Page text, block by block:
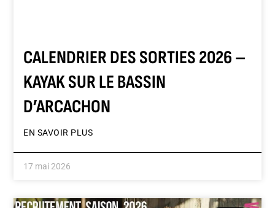
CALENDRIER DES SORTIES 2026 –
KAYAK SUR LE BASSIN
D’ARCACHON
EN SAVOIR PLUS
17 mai 2026